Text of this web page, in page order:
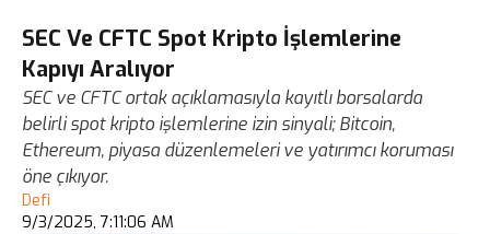
SEC Ve CFTC Spot Kripto İşlemlerine
Kapıyı Aralıyor
SEC ve CFTC ortak açıklamasıyla kayıtlı borsalarda
belirli spot kripto işlemlerine izin sinyali; Bitcoin,
Ethereum, piyasa düzenlemeleri ve yatırımcı koruması
öne çıkıyor.
Defi
9/3/2025, 7:11:06 AM